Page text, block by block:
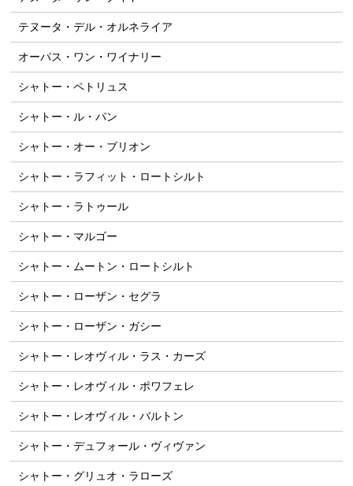
テヌータ・デル・オルネライア
オーパス・ワン・ワイナリー
シャトー・ペトリュス
シャトー・ル・パン
シャトー・オー・ブリオン
シャトー・ラフィット・ロートシルト
シャトー・ラトゥール
シャトー・マルゴー
シャトー・ムートン・ロートシルト
シャトー・ローザン・セグラ
シャトー・ローザン・ガシー
シャトー・レオヴィル・ラス・カーズ
シャトー・レオヴィル・ポワフェレ
シャトー・レオヴィル・バルトン
シャトー・デュフォール・ヴィヴァン
シャトー・グリュオ・ラローズ